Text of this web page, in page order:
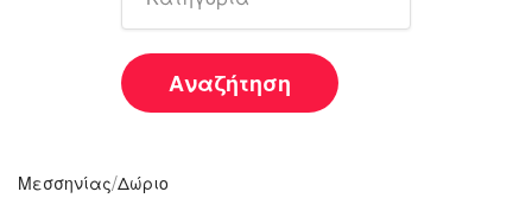
Αναζήτηση
Μεσσηνίας/Δώριο